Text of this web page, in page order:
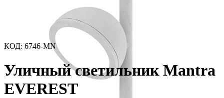
КОД: 6746-MN
Уличный светильник Mantra
EVEREST